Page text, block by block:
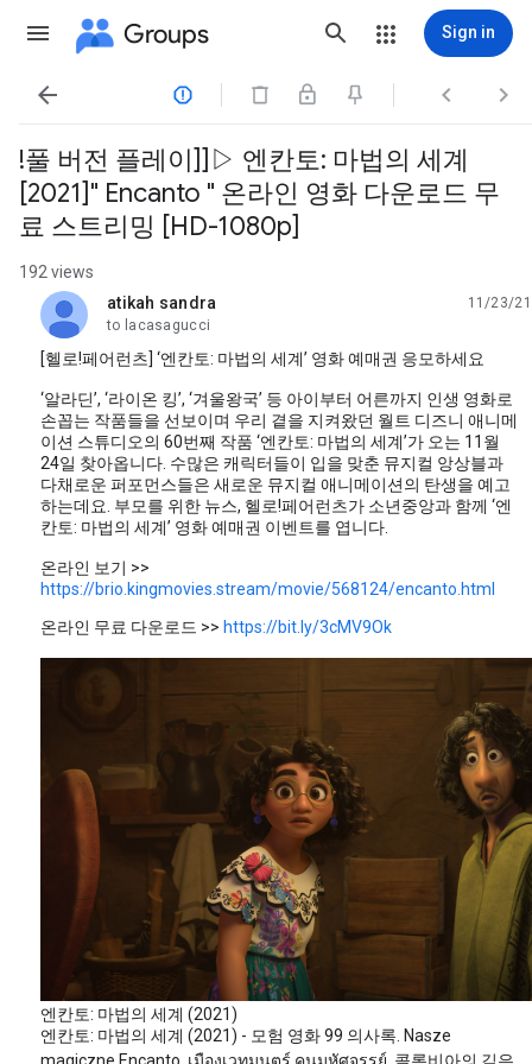
Groups Sign in
   
!풀 버전 플레이]]▷ 엔칸토: 마법의 세계
[2021]" Encanto " 온라인 영화 다운로드 무
료 스트리밍 [HD-1080p]
192 views
atikah sandra
unread,
11/23/21
to lacasagucci
[헬로!페어런츠] ‘엔칸토: 마법의 세계’ 영화 예매권 응모하세요
‘알라딘’, ‘라이온 킹’, ‘겨울왕국’ 등 아이부터 어른까지 인생 영화로
손꼽는 작품들을 선보이며 우리 곁을 지켜왔던 월트 디즈니 애니메
이션 스튜디오의 60번째 작품 ‘엔칸토: 마법의 세계’가 오는 11월
24일 찾아옵니다. 수많은 캐릭터들이 입을 맞춘 뮤지컬 앙상블과
다채로운 퍼포먼스들은 새로운 뮤지컬 애니메이션의 탄생을 예고
하는데요. 부모를 위한 뉴스, 헬로!페어런츠가 소년중앙과 함께 ‘엔
칸토: 마법의 세계’ 영화 예매권 이벤트를 엽니다.
온라인 보기 >>
https://brio.kingmovies.stream/movie/568124/encanto.html
온라인 무료 다운로드 >> https://bit.ly/3cMV9Ok
엔칸토: 마법의 세계 (2021)
엔칸토: 마법의 세계 (2021) - 모험 영화 99 의사록. Nasze